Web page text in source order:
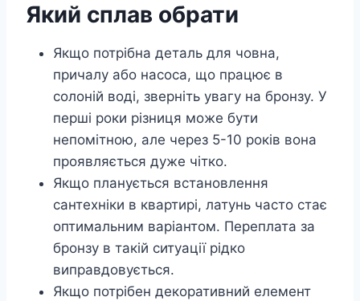
Який сплав обрати
Якщо потрібна деталь для човна,
причалу або насоса, що працює в
солоній воді, зверніть увагу на бронзу. У
перші роки різниця може бути
непомітною, але через 5-10 років вона
проявляється дуже чітко.
Якщо планується встановлення
сантехніки в квартирі, латунь часто стає
оптимальним варіантом. Переплата за
бронзу в такій ситуації рідко
виправдовується.
Якщо потрібен декоративний елемент